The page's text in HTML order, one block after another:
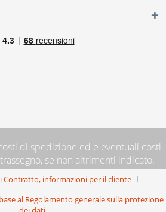
di spedizione ed e eventuali costi
se non altrimenti indicato.
Contratto, informazioni per il cliente
al Regolamento generale sulla protezione